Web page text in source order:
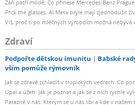
Září patří módě: Co přinese Mercedes-Benz
F*ck the glasses: AI Meta brýle mají zjednodušit
Víš, proč ti po mléčných výrobcích možná nebývá
Zdraví
Podpořte dětskou imunitu Babské
vším pomůže rýmovník
Jak se zdravě zchladit v tropických vedrech: Co
Úpal a úžeh: Jak je poznat a jak se z nich rychle
Parazité v nás: Kterým se u nás líbí a kde v našem